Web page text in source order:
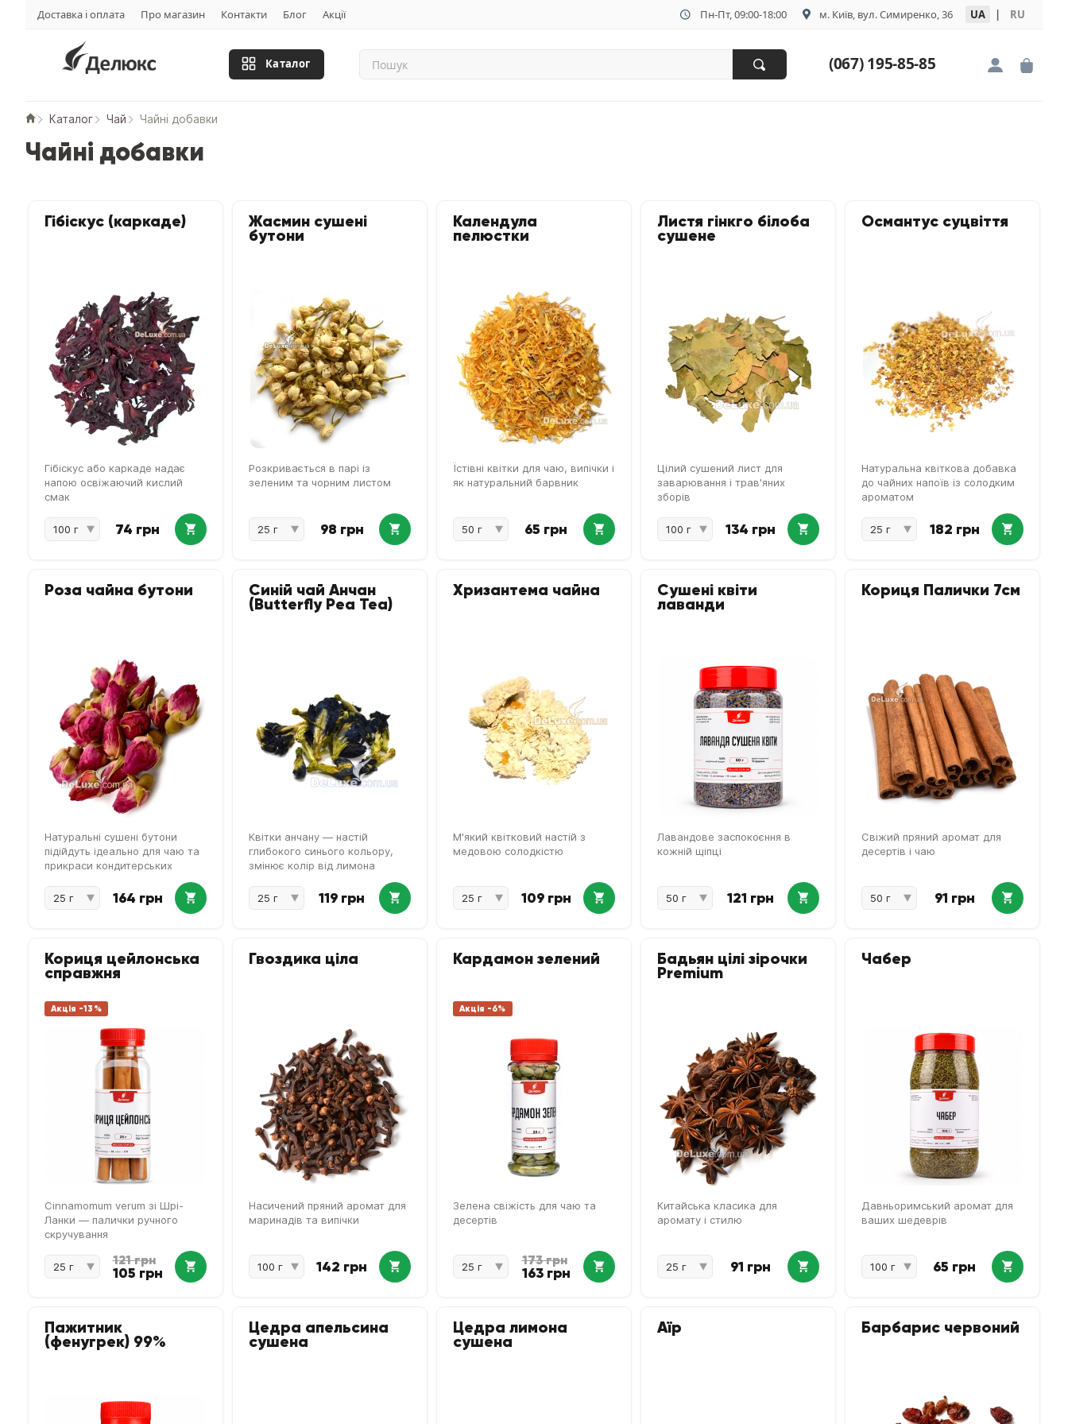
Доставка і оплата Про магазин Контакти Блог Акції Пн-Пт, 09:00-18:00 м. Київ, вул. Симиренко, 36 UA | RU
Каталог (067) 195-85-85
Каталог Чай Чайні добавки
Чайні добавки
Гібіскус (каркаде)
Гібіскус або каркаде надає
напою освіжаючий кислий
смак
74 грн
Жасмин сушені
бутони
Розкривається в парі із
зеленим та чорним листом
98 грн
Календула
пелюстки
Їстівні квітки для чаю, випічки і
як натуральний барвник
65 грн
Листя гінкго білоба
сушене
Цілий сушений лист для
заварювання і трав'яних
зборів
134 грн
Османтус суцвіття
Натуральна квіткова добавка
до чайних напоїв із солодким
ароматом
182 грн
Роза чайна бутони
Натуральні сушені бутони
підійдуть ідеально для чаю та
прикраси кондитерських
164 грн
Синій чай Анчан
(Butterfly Pea Tea)
Квітки анчану — настій
глибокого синього кольору,
змінює колір від лимона
119 грн
Хризантема чайна
М'який квітковий настій з
медовою солодкістю
109 грн
Сушені квіти
лаванди
Лавандове заспокоєння в
кожній щіпці
121 грн
Кориця Палички 7см
Свіжий пряний аромат для
десертів і чаю
91 грн
Кориця цейлонська
справжня
Акція -13%
Cinnamomum verum зі Шрі-
Ланки — палички ручного
скручування
121 грн
105 грн
Гвоздика ціла
Насичений пряний аромат для
маринадів та випічки
142 грн
Кардамон зелений
Акція -6%
Зелена свіжість для чаю та
десертів
173 грн
163 грн
Бадьян цілі зірочки
Premium
Китайська класика для
аромату і стилю
91 грн
Чабер
Давньоримський аромат для
ваших шедеврів
65 грн
Пажитник
(фенугрек) 99%
Цедра апельсина
сушена
Цедра лимона
сушена
Аїр Барбарис червоний